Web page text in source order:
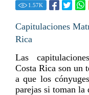
1.57K
Capitulaciones
Rica
Las
Costa Rica son un
a que los
parejas si toman la